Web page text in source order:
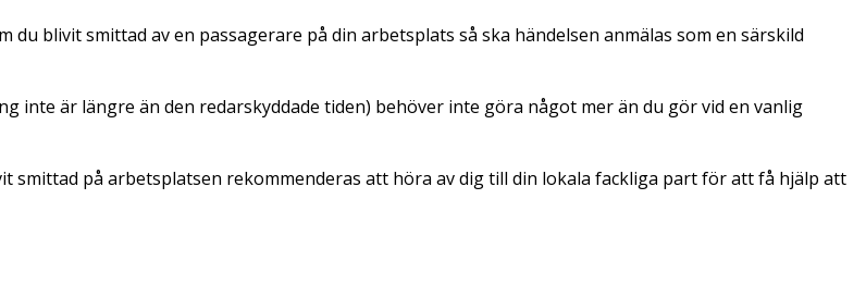
blivit smittad av en passagerare på din arbetsplats så ska händelsen anmälas som en särskild
inte är längre än den redarskyddade tiden) behöver inte göra något mer än du gör vid en vanlig
smittad på arbetsplatsen rekommenderas att höra av dig till din lokala fackliga part för att få hjälp att